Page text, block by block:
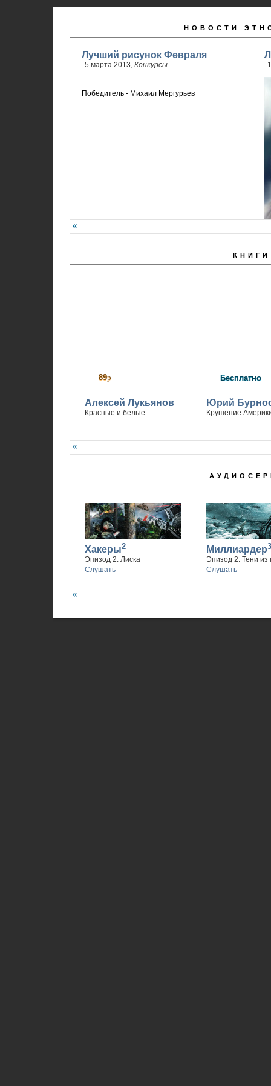
НОВОСТИ
Лучший рисунок Февраля
5 марта 2013, Конкурсы
Победитель - Михаил Мергурьев
КНИГИ
89р
Алексей Лукьянов
Красные и белые
Бесплатно
Юрий
Крушение
Хакеры2
Эпизод 2. Лиска
Слушать
Миллиардер3
Эпизод 2. Тени из
Слушать